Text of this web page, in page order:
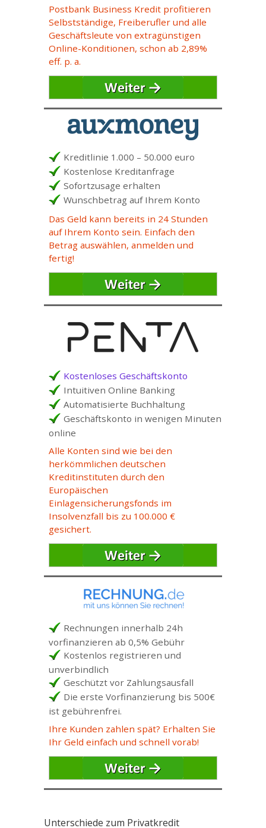
Postbank Business Kredit profitieren
Selbstständige, Freiberufler und alle
Geschäftsleute von extragünstigen
Online-Konditionen, schon ab 2,89%
eff. p. a.
Kreditlinie 1.000 – 50.000 euro
Kostenlose Kreditanfrage
Sofortzusage erhalten
Wunschbetrag auf Ihrem Konto
Das Geld kann bereits in 24 Stunden
auf Ihrem Konto sein. Einfach den
Betrag auswählen, anmelden und
fertig!
Kostenloses Geschäftskonto
Intuitiven Online Banking
Automatisierte Buchhaltung
Geschäftskonto in wenigen Minuten
online
Alle Konten sind wie bei den
herkömmlichen deutschen
Kreditinstituten durch den
Europäischen
Einlagensicherungsfonds im
Insolvenzfall bis zu 100.000 €
gesichert.
Rechnungen innerhalb 24h
vorfinanzieren ab 0,5% Gebühr
Kostenlos registrieren und
unverbindlich
Geschützt vor Zahlungsausfall
Die erste Vorfinanzierung bis 500€
ist gebührenfrei.
Ihre Kunden zahlen spät? Erhalten Sie
Ihr Geld einfach und schnell vorab!
Unterschiede zum Privatkredit